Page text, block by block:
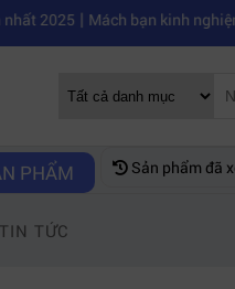
bạn kinh nghiệm chọn mua
PHẨM Sản phẩm đã
TIN TỨC